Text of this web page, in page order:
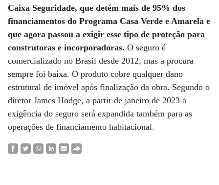
Caixa Seguridade, que detém mais de 95% dos
financiamentos do Programa Casa Verde e Amarela e
que agora passou a exigir esse tipo de proteção para
construtoras e incorporadoras. O seguro é
comercializado no Brasil desde 2012, mas a procura
sempre foi baixa. O produto cobre qualquer dano
estrutural de imóvel após finalização da obra. Segundo o
diretor James Hodge, a partir de janeiro de 2023 a
exigência do seguro será expandida também para as
operações de financiamento habitacional.